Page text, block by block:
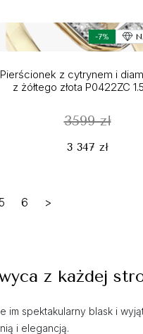
-7%
Pierścionek z cytrynem i
z żółtego złota P0422ZC
3599 zł
3 347 zł
5 6 >
z każdej
im spektakularny blask i
i elegancją.